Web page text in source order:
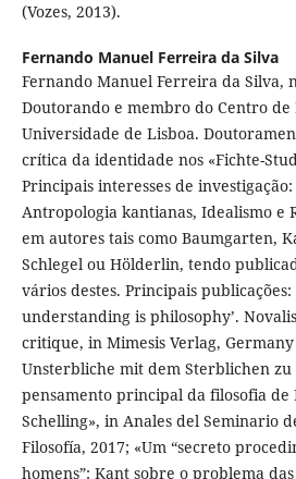
(Vozes, 2013).
Fernando Manuel Ferreira da Silva
Fernando Manuel Ferreira da Silva,
Doutorando e membro do Centro de
Universidade de Lisboa.
crítica da identidade nos «Fichte-
Principais interesses de investigação:
Antropologia kantianas, Idealismo e
em autores tais como Baumgarten,
Schlegel ou Hölderlin, tendo
vários destes. Principais publicações:
understanding is philosophy’.
critique, in Mimesis Verlag, Germany
Unsterbliche mit dem Sterblichen
pensamento principal da filosofia de
Schelling», in Anales del Seminario
Filosofía, 2017; «Um “secreto
homens”: Kant sobre o problema